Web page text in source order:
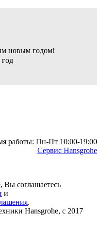
новым годом!
работы: Пн-Пт 10:00-19:00
Сервис Hansgrohe
Вы соглашаетесь
и
.
Hansgrohe, с 2017